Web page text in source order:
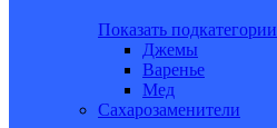
Показать подкатегории
Джемы
Варенье
Мед
Сахарозаменители